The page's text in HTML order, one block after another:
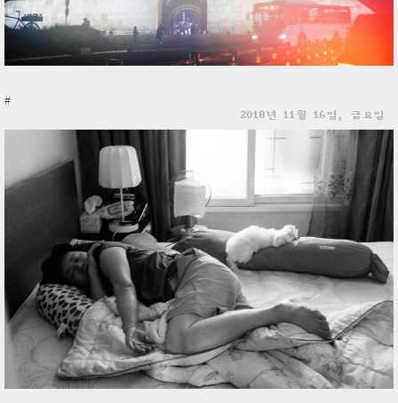
#
2018년 11월 16일, 금요일